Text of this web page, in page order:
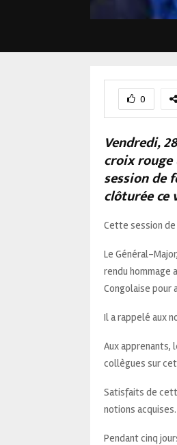
0
Vendredi,
croix rouge
session de
clôturée ce
Cette session
Le Général-
rendu hommage
Congolaise pour
Il a rappelé aux
Aux apprenants,
collègues sur
Satisfaits de
notions acquises.
Pendant cinq